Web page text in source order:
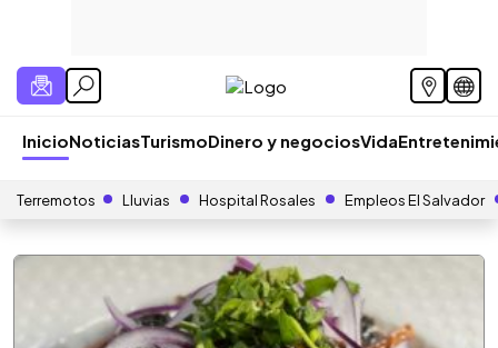
InicioNoticiasTurismoDinero y negociosVida
Terremotos Lluvias Hospital Rosales Empleos El Salvador